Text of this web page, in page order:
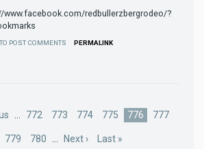
www.facebook.com/redbullerzbergrodeo/?
TO POST COMMENTS PERMALINK
… Page
772 Page
773 Page
774 Page
775
Current
776 Page
777
Page
779 Page
780 …
Next
Next ›
Last
Last »